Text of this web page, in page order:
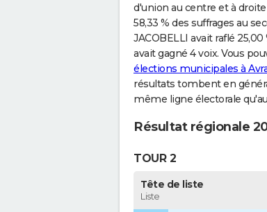
d'union au centre et à
58,33 % des suffrages au
JACOBELLI avait raflé
avait gagné 4 voix. Vous
élections municipales à
résultats tombent en
même ligne électorale
Résultat régionale
TOUR 2
Tête de liste
Liste